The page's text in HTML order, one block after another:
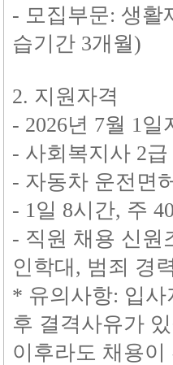
- 모집부문: 생활
습기간 3개월)
2. 지원자격
- 2026년 7월 1
- 사회복지사 2
- 자동차 운전면
- 1일 8시간, 주
- 직원 채용 신원
인학대, 범죄 경
* 유의사항: 입
후 결격사유가
이후라도 채용